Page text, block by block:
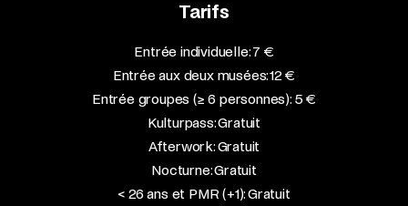
Tarifs
Entrée individuelle: 7 €
Entrée aux deux musées: 12 €
Entrée groupes (≥ 6 personnes): 5 €
Kulturpass: Gratuit
Afterwork: Gratuit
Nocturne: Gratuit
< 26 ans et PMR (+1): Gratuit